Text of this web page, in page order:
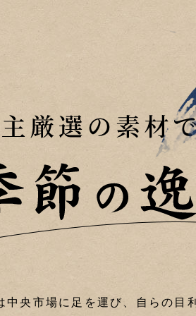
中央市場に足を運び、自らの目